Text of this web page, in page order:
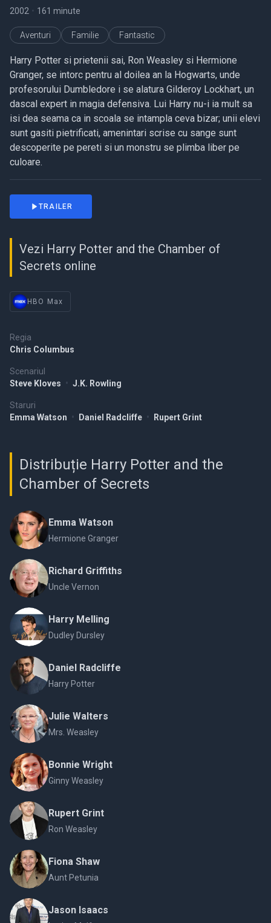
2002 • 161 minute
Aventuri Familie Fantastic
Harry Potter si prietenii sai, Ron Weasley si Hermione
Granger, se intorc pentru al doilea an la Hogwarts, unde
profesorului Dumbledore i se alatura Gilderoy Lockhart, un
dascal expert in magia defensiva. Lui Harry nu-i ia mult sa
isi dea seama ca in scoala se intampla ceva bizar; unii elevi
sunt gasiti pietrificati, amenintari scrise cu sange sunt
descoperite pe pereti si un monstru se plimba liber pe
culoare.
Regia
Chris Columbus
Scenariul
Steve Kloves • J.K. Rowling
Staruri
Emma Watson • Daniel Radcliffe • Rupert Grint
TRAILER
Vezi Harry Potter and the Chamber of
Secrets online
HBO Max
Distribuție Harry Potter and the
Chamber of Secrets
Emma Watson
Hermione Granger
Richard Griffiths
Uncle Vernon
Harry Melling
Dudley Dursley
Daniel Radcliffe
Harry Potter
Julie Walters
Mrs. Weasley
Bonnie Wright
Ginny Weasley
Rupert Grint
Ron Weasley
Fiona Shaw
Aunt Petunia
Jason Isaacs